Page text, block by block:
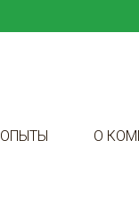
ОПЫТЫ О